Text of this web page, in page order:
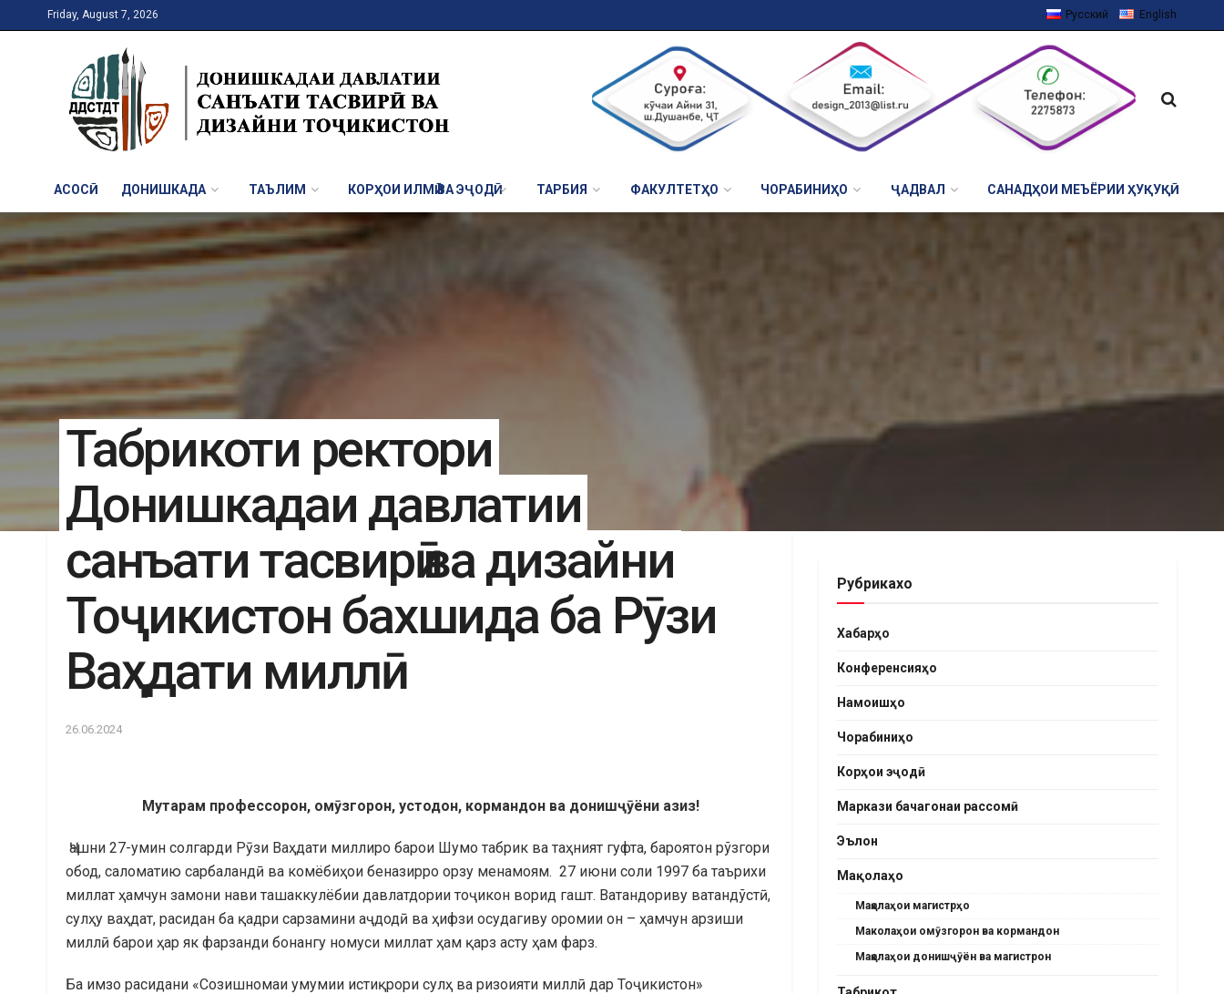
Friday, August 7, 2026 Русский English
АСОСӢ ДОНИШКАДА ТАЪЛИМ КОРҲОИ ИЛМӢ ВА ЭҶОДӢ ТАРБИЯ ФАКУЛТЕТҲО ЧОРАБИНИҲО ҶАДВАЛ САНАДҲОИ МЕЪЁРИИ ҲУҚУҚӢ
Табрикоти ректори
Донишкадаи давлатии
санъати тасвирӣ ва дизайни
Тоҷикистон бахшида ба Рӯзи
Ваҳдати миллӣ
26.06.2024
Мутарам профессорон, омӯзгорон,устодон, кормандон ва донишҷӯёни азиз!
Ҷашни 27-умин солгарди Рӯзи Ваҳдати миллиро барои Шумо табрик ва таҳният гуфта, бароятон рўзгори
обод, саломатию сарбаландӣ ва комёбиҳои беназирро орзу менамоям. 27 июни соли 1997 ба таърихи
миллат ҳамчун замони нави ташаккулёбии давлатдории тоҷикон ворид гашт. Ватандориву ватандўстӣ,
сулҳу ваҳдат, расидан ба қадри сарзамини аҷдодӣ ва ҳифзи осудагиву оромии он – ҳамчун арзиши
миллӣ барои ҳар як фарзанди бонангу номуси миллат ҳам қарз асту ҳам фарз.
Ба имзо расидани «Созишномаи умумии истиқрори сулҳ ва ризоияти миллӣ дар Тоҷикистон»
Рубрикахо
Хабарҳо
Конференсияҳо
Намоишҳо
Чорабиниҳо
Корҳои эҷодӣ
Маркази бачагонаи рассомӣ
Эълон
Мақолаҳо
Мақолаҳои магистрҳо
Маколаҳои омӯзгорон ва кормандон
Мақолаҳои донишҷӯён ва магистрон